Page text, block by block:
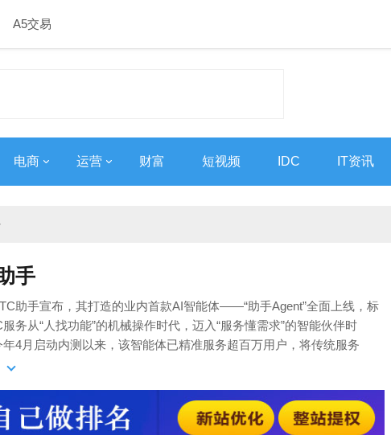
A5交易
电商 运营 财富 短视频 IDC IT资讯
手
助手宣布，其打造的业内首款AI智能体——“助手Agent”全面上线，标
务从“人找功能”的机械操作时代，迈入“服务懂需求”的智能伙伴时
4月启动内测以来，该智能体已精准服务超百万用户，将传统服务
询、层层操作”的繁琐流程，革新为“你说它来做”的主动式智能体验。
践经验，ET